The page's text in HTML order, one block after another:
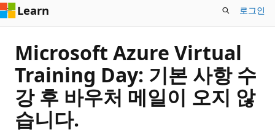
Learn 로그인
Microsoft Azure Virtual
Training Day: 기본 사항 수
강 후 바우처 메일이 오지 않
습니다.